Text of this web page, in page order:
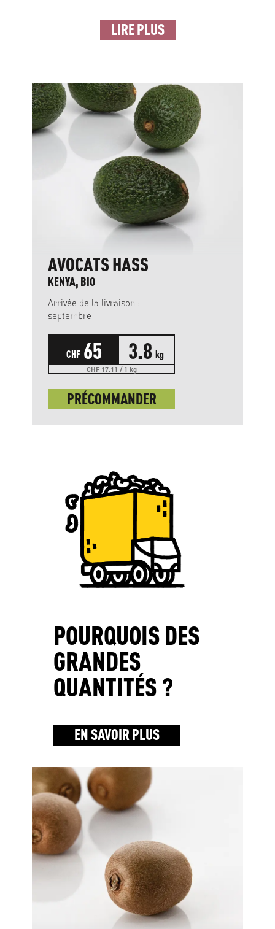
LIRE PLUS
AVOCATS HASS
KENYA, BIO
Arrivée de la livraison :
septembre
CHF 65 3.8 kg
CHF 17.11 / 1 kg
PRÉCOMMANDER
POURQUOIS DES
GRANDES
QUANTITÉS ?
EN SAVOIR PLUS